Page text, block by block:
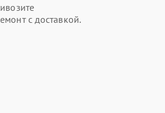
с доставкой.